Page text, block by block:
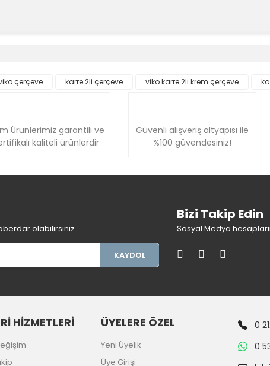
Yorum Yaz
çerçeve karre 2li çerçeve viko karre 2li krem çerçeve
Ürünlerimiz garantili ve
kaliteli ürünlerdir
Güvenli alışveriş altyapısı ile
%100 güvendesiniz!
olabilirsiniz.
KAYDOL
Bizi Takip Edin
Sosyal Medya
HİZMETLERİ ÜYELERE ÖZEL
Yeni Üyelik
Üye Girişi
0
0